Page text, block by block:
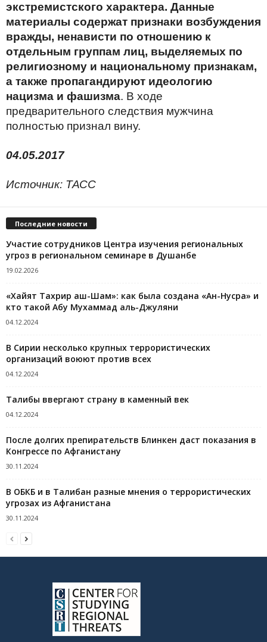
экстремистского характера. Данные
материалы содержат признаки возбуждения
вражды, ненависти по отношению к
отдельным группам лиц, выделяемых по
религиозному и национальному признакам,
а также пропагандируют идеологию
нацизма и фашизма. В ходе
предварительного следствия мужчина
полностью признал вину.
04.05.2017
Источник: ТАСС
Последние новости
Участие сотрудников Центра изучения региональных
угроз в региональном семинаре в Душанбе
19.02.2026
«Хайят Тахрир аш-Шам»: как была создана «Ан-Нусра» и
кто такой Абу Мухаммад аль-Джуляни
04.12.2024
В Сирии несколько крупных террористических
организаций воюют против всех
04.12.2024
Талибы ввергают страну в каменный век
04.12.2024
После долгих препирательств Блинкен даст показания в
Конгрессе по Афганистану
30.11.2024
В ОБКБ и в Талибан разные мнения о террористических
угрозах из Афганистана
30.11.2024